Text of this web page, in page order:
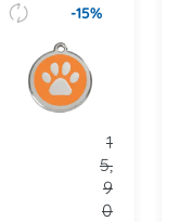
-15%
1
5,
9
0